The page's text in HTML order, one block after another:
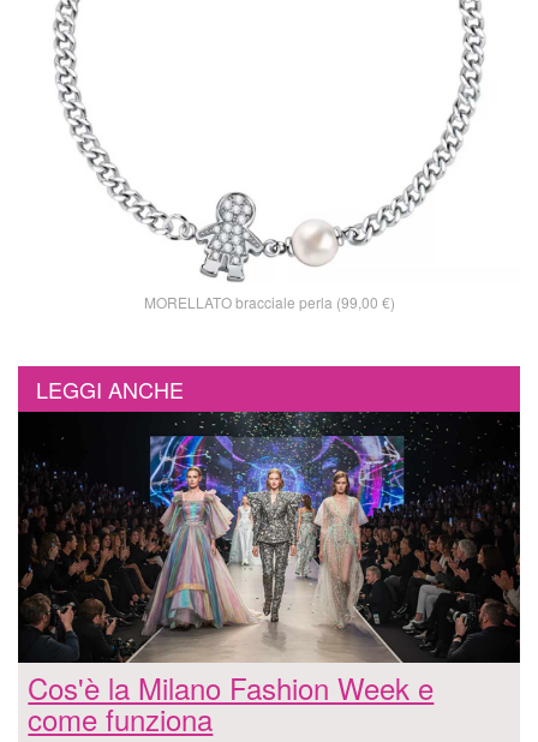
MORELLATO bracciale perla (99,00 €)
LEGGI ANCHE
Cos'è la Milano Fashion Week e
come funziona